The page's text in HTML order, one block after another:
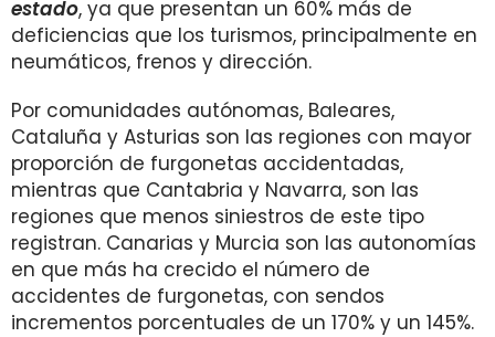
estado, ya que presentan un 60% más de
deficiencias que los turismos, principalmente en
neumáticos, frenos y dirección.
Por comunidades autónomas, Baleares,
Cataluña y Asturias son las regiones con mayor
proporción de furgonetas accidentadas,
mientras que Cantabria y Navarra, son las
regiones que menos siniestros de este tipo
registran. Canarias y Murcia son las autonomías
en que más ha crecido el número de
accidentes de furgonetas, con sendos
incrementos porcentuales de un 170% y un 145%.